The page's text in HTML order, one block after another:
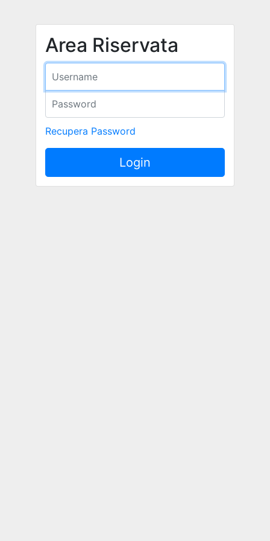
Area Riservata
Recupera Password
Login